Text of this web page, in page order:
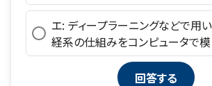
エ: ディープラーニングなどで用
経系の仕組みをコンピュータで